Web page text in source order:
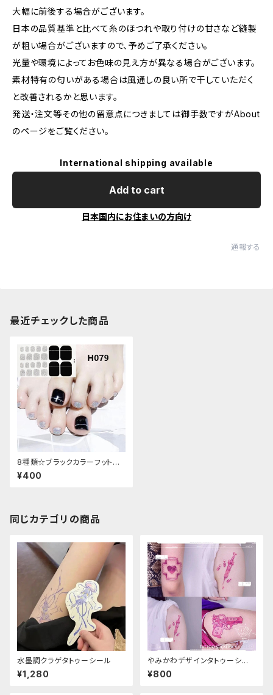
大幅に前後する場合がございます。
日本の品質基準と比べて糸のほつれや取り付けの甘さなど縫製
が粗い場合がございますので、予めご了承ください。
光量や環境によってお色味の見え方が異なる場合がございます。
素材特有の匂いがある場合は風通しの良い所で干していただく
と改善されるかと思います。
発送・注文等その他の留意点につきましては御手数ですがAbout
のページをご覧ください。
International shipping available
Add to cart
日本国内にお住まいの方向け
通報する
最近チェックした商品
8種類☆ブラックカラーフットネ
イルシール
¥400
同じカテゴリの商品
水墨調クラゲタトゥーシール
¥1,280
やみかわデザインタトゥーシー
ル
¥800